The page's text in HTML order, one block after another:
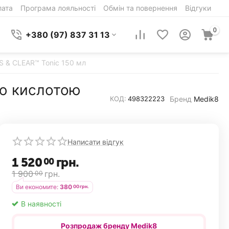
Програма лояльності Обмін та повернення Відгуки
+380 (97) 837 31 13 0
& CLEAR™ Tonic 150 мл
кислотою
КОД: 498322223 Бренд Medik8
Написати відгук
1 52000 грн.
1 900 00 грн.
Ви економите: 38000грн.
В наявності
Розпродаж бренду Medik8